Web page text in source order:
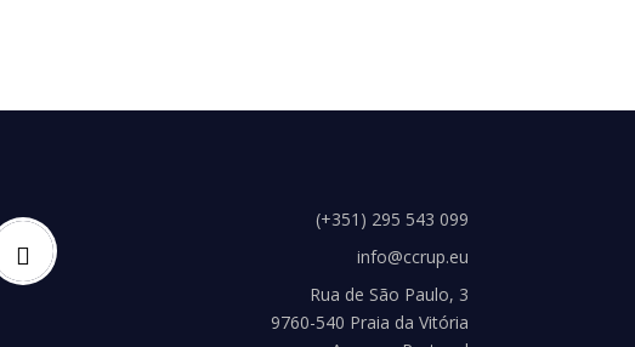
(+351) 295 543 099
info@ccrup.eu
Rua de São Paulo, 3
9760-540 Praia da Vitória